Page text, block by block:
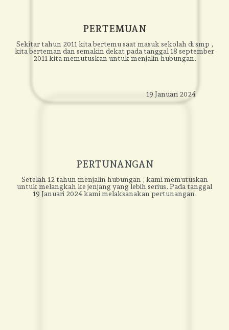
PERTEMUAN
Sekitar tahun 2011 kita bertemu saat masuk sekolah di smp ,
kita berteman dan semakin dekat pada tanggal 18 september
2011 kita memutuskan untuk menjalin hubungan.
19 Januari 2024
PERTUNANGAN
Setelah 12 tahun menjalin hubungan , kami memutuskan
untuk melangkah ke jenjang yang lebih serius. Pada tanggal
19 Januari 2024 kami melaksanakan pertunangan.